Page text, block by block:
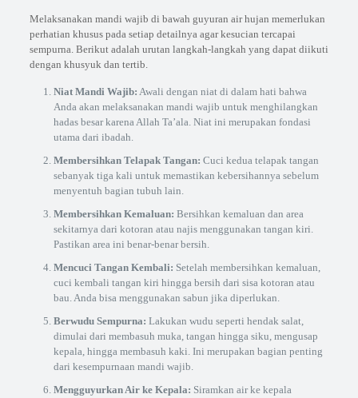
Melaksanakan mandi wajib di bawah guyuran air hujan memerlukan
perhatian khusus pada setiap detailnya agar kesucian tercapai
sempurna. Berikut adalah urutan langkah-langkah yang dapat diikuti
dengan khusyuk dan tertib.
Niat Mandi Wajib: Awali dengan niat di dalam hati bahwa
Anda akan melaksanakan mandi wajib untuk menghilangkan
hadas besar karena Allah Ta’ala. Niat ini merupakan fondasi
utama dari ibadah.
Membersihkan Telapak Tangan: Cuci kedua telapak tangan
sebanyak tiga kali untuk memastikan kebersihannya sebelum
menyentuh bagian tubuh lain.
Membersihkan Kemaluan: Bersihkan kemaluan dan area
sekitarnya dari kotoran atau najis menggunakan tangan kiri.
Pastikan area ini benar-benar bersih.
Mencuci Tangan Kembali: Setelah membersihkan kemaluan,
cuci kembali tangan kiri hingga bersih dari sisa kotoran atau
bau. Anda bisa menggunakan sabun jika diperlukan.
Berwudu Sempurna: Lakukan wudu seperti hendak salat,
dimulai dari membasuh muka, tangan hingga siku, mengusap
kepala, hingga membasuh kaki. Ini merupakan bagian penting
dari kesempurnaan mandi wajib.
Mengguyurkan Air ke Kepala: Siramkan air ke kepala